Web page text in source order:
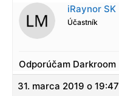
iRaynor SK
Účastník
Odporúčam Darkroom
31. marca 2019 o 19:47